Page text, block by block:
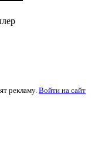
рекламу. Войти на сайт